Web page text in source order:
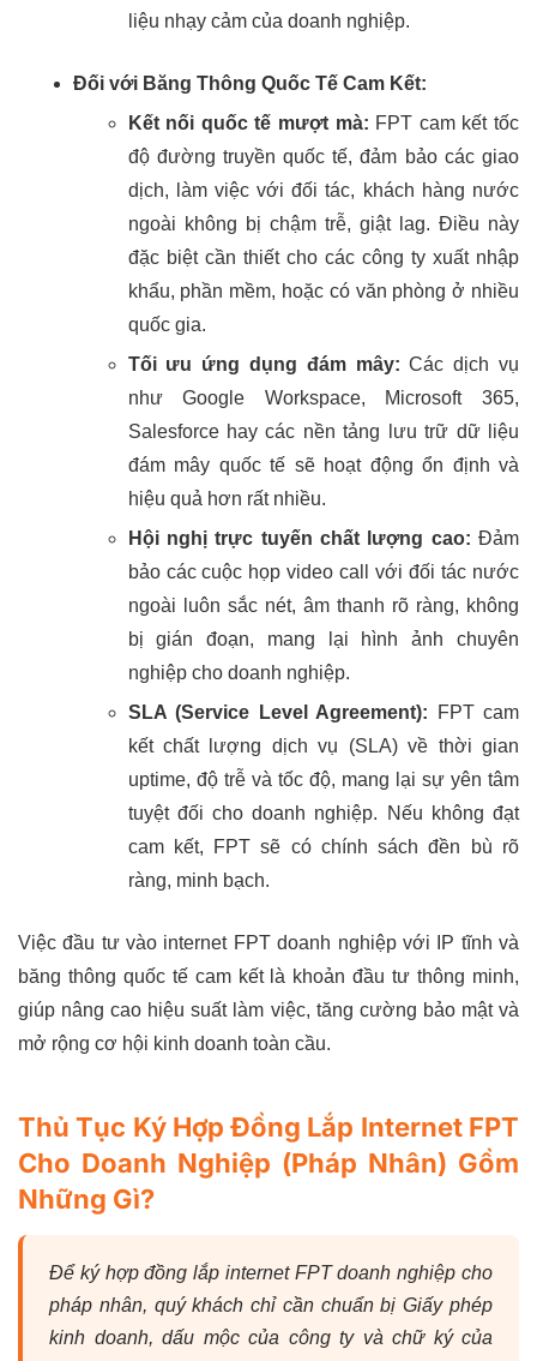
liệu nhạy cảm của doanh nghiệp.
Đối với Băng Thông Quốc Tế Cam Kết:
Kết nối quốc tế mượt mà: FPT cam kết tốc
độ đường truyền quốc tế, đảm bảo các giao
dịch, làm việc với đối tác, khách hàng nước
ngoài không bị chậm trễ, giật lag. Điều này
đặc biệt cần thiết cho các công ty xuất nhập
khẩu, phần mềm, hoặc có văn phòng ở nhiều
quốc gia.
Tối ưu ứng dụng đám mây: Các dịch vụ
như Google Workspace, Microsoft 365,
Salesforce hay các nền tảng lưu trữ dữ liệu
đám mây quốc tế sẽ hoạt động ổn định và
hiệu quả hơn rất nhiều.
Hội nghị trực tuyến chất lượng cao: Đảm
bảo các cuộc họp video call với đối tác nước
ngoài luôn sắc nét, âm thanh rõ ràng, không
bị gián đoạn, mang lại hình ảnh chuyên
nghiệp cho doanh nghiệp.
SLA (Service Level Agreement): FPT cam
kết chất lượng dịch vụ (SLA) về thời gian
uptime, độ trễ và tốc độ, mang lại sự yên tâm
tuyệt đối cho doanh nghiệp. Nếu không đạt
cam kết, FPT sẽ có chính sách đền bù rõ
ràng, minh bạch.
Việc đầu tư vào internet FPT doanh nghiệp với IP tĩnh và
băng thông quốc tế cam kết là khoản đầu tư thông minh,
giúp nâng cao hiệu suất làm việc, tăng cường bảo mật và
mở rộng cơ hội kinh doanh toàn cầu.
Thủ Tục Ký Hợp Đồng Lắp Internet FPT
Cho Doanh Nghiệp (Pháp Nhân) Gồm
Những Gì?
Để ký hợp đồng lắp internet FPT doanh nghiệp cho
pháp nhân, quý khách chỉ cần chuẩn bị Giấy phép
kinh doanh, dấu mộc của công ty và chữ ký của